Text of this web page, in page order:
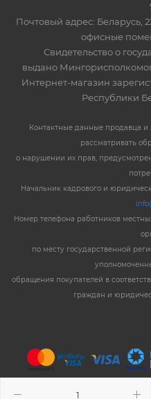
Почтовый адрес: Беларусь,
офисные
Свидетельство о
выдано
Интернет-магазин
Республики
Контактные данные продавца
рассматривать
о нарушении их прав,
Начальник кадрового и
Номер телефона работников
по месту государственной
обращения покупателей в
граждан и